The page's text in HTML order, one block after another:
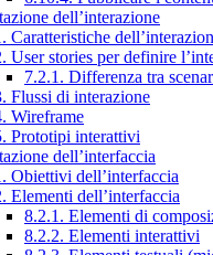
dell’interazione
Caratteristiche
User stories per definire
7.2.1. Differenza tra
Flussi di interazione
Wireframe
Prototipi interattivi
dell’interfaccia
Obiettivi dell’interfaccia
Elementi dell’interfaccia
8.2.1. Elementi di
8.2.2. Elementi interattivi